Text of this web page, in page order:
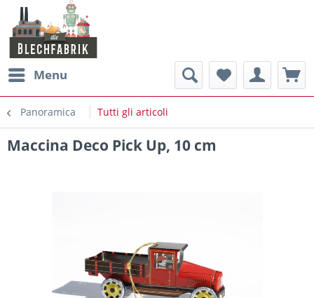
Menu
Panoramica Tutti gli articoli
Maccina Deco Pick Up, 10 cm